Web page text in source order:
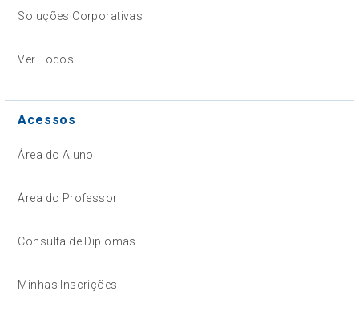
Soluções Corporativas
Ver Todos
Acessos
Área do Aluno
Área do Professor
Consulta de Diplomas
Minhas Inscrições